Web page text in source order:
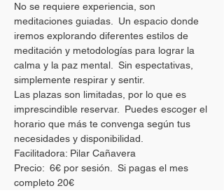
No se requiere experiencia, son
meditaciones guiadas.  Un espacio donde
iremos explorando diferentes estilos de
meditación y metodologías para lograr la
calma y la paz mental.  Sin espectativas,
simplemente respirar y sentir.
Las plazas son limitadas, por lo que es
imprescindible reservar.  Puedes escoger el
horario que más te convenga según tus
necesidades y disponibilidad.
Facilitadora: Pilar Cañavera
Precio:  6€ por sesión.  Si pagas el mes
completo 20€